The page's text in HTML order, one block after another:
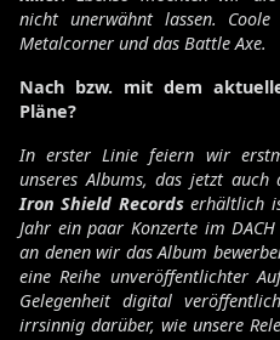
nicht unerwähnt lassen.
Metalcorner und das Battle Axe.
Nach bzw. mit dem
Pläne?
In erster Linie feiern wir
unseres Albums, das jetzt
Iron Shield Recordserhältlich
Jahr ein paar Konzerte im
an denen wir das Album
eine Reihe unveröffentlichter
Gelegenheit digital
irrsinnig darüber, wie unsere